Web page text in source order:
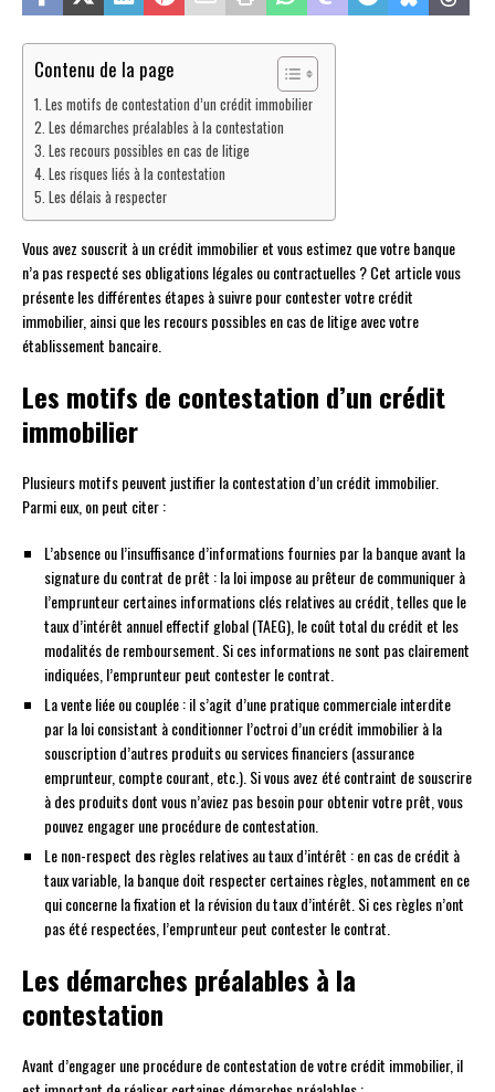
Contenu de la page
Les motifs de contestation d’un crédit immobilier
Les démarches préalables à la contestation
Les recours possibles en cas de litige
Les risques liés à la contestation
Les délais à respecter
Vous avez souscrit à un crédit immobilier et vous estimez que votre banque
n’a pas respecté ses obligations légales ou contractuelles ? Cet article vous
présente les différentes étapes à suivre pour contester votre crédit
immobilier, ainsi que les recours possibles en cas de litige avec votre
établissement bancaire.
Les motifs de contestation d’un crédit
immobilier
Plusieurs motifs peuvent justifier la contestation d’un crédit immobilier.
Parmi eux, on peut citer :
L’absence ou l’insuffisance d’informations fournies par la banque avant la
signature du contrat de prêt : la loi impose au prêteur de communiquer à
l’emprunteur certaines informations clés relatives au crédit, telles que le
taux d’intérêt annuel effectif global (TAEG), le coût total du crédit et les
modalités de remboursement. Si ces informations ne sont pas clairement
indiquées, l’emprunteur peut contester le contrat.
La vente liée ou couplée : il s’agit d’une pratique commerciale interdite
par la loi consistant à conditionner l’octroi d’un crédit immobilier à la
souscription d’autres produits ou services financiers (assurance
emprunteur, compte courant, etc.). Si vous avez été contraint de souscrire
à des produits dont vous n’aviez pas besoin pour obtenir votre prêt, vous
pouvez engager une procédure de contestation.
Le non-respect des règles relatives au taux d’intérêt : en cas de crédit à
taux variable, la banque doit respecter certaines règles, notamment en ce
qui concerne la fixation et la révision du taux d’intérêt. Si ces règles n’ont
pas été respectées, l’emprunteur peut contester le contrat.
Les démarches préalables à la
contestation
Avant d’engager une procédure de contestation de votre crédit immobilier, il